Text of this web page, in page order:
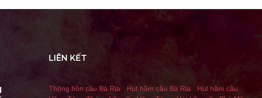
LIÊN KẾT
Thông bồn cầu Bà Rịa - Hút hầm cầu Bà Rịa - Hút hầm cầu